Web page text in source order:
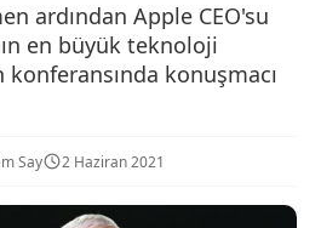
ardından Apple CEO'su
en büyük teknoloji
konferansında konuşmacı
Say 2 Haziran 2021